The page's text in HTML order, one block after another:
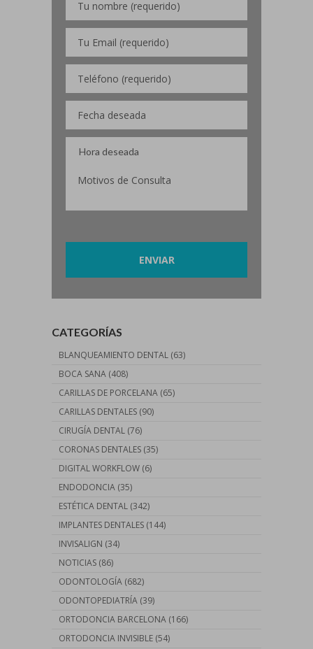
CATEGORÍAS
BLANQUEAMIENTO DENTAL (63)
BOCA SANA (408)
CARILLAS DE PORCELANA (65)
CARILLAS DENTALES (90)
CIRUGÍA DENTAL (76)
CORONAS DENTALES (35)
DIGITAL WORKFLOW (6)
ENDODONCIA (35)
ESTÉTICA DENTAL (342)
IMPLANTES DENTALES (144)
INVISALIGN (34)
NOTICIAS (86)
ODONTOLOGÍA (682)
ODONTOPEDIATRÍA (39)
ORTODONCIA BARCELONA (166)
ORTODONCIA INVISIBLE (54)